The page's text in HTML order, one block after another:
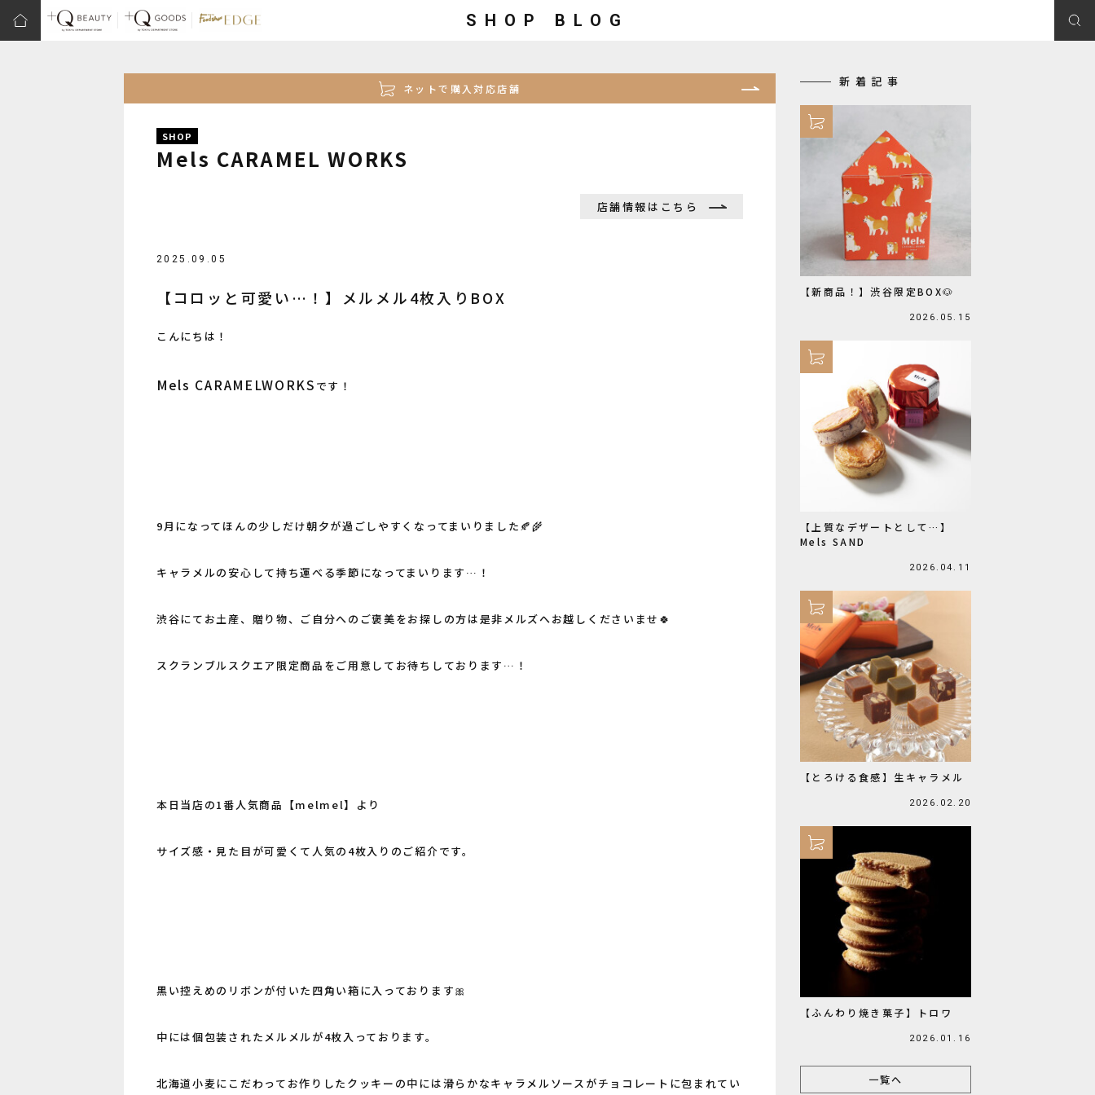
SHOP BLOG
ネットで購入対応店舗
SHOP
Mels CARAMEL WORKS
店舗情報はこちら
2025.09.05
【コロッと可愛い…！】メルメル4枚入りBOX
こんにちは！
Mels CARAMELWORKS です！
9月になってほんの少しだけ朝夕が過ごしやすくなってまいりました🍂🌾
キャラメルの安心して持ち運べる季節になってまいります…！
渋谷にてお土産、贈り物、ご自分へのご褒美をお探しの方は是非メルズへお越しくださいませ🍀
スクランブルスクエア限定商品をご用意してお待ちしております…！
本日当店の1番人気商品【melmel】より
サイズ感・見た目が可愛くて人気の4枚入りのご紹介です。
黒い控えめのリボンが付いた四角い箱に入っております🎀
中には個包装されたメルメルが4枚入っております。
北海道小麦にこだわってお作りしたクッキーの中には滑らかなキャラメルソースがチョコレートに包まれてい
新着記事
【新商品！】渋谷限定BOX🐶
2026.05.15
【上質なデザートとして…】
Mels SAND
2026.04.11
【とろける食感】生キャラメル
2026.02.20
【ふんわり焼き菓子】トロワ
2026.01.16
一覧へ